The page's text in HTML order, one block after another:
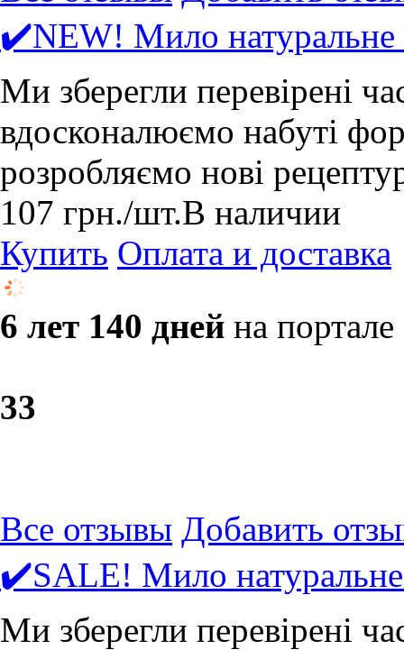
✔️NEW! Мило
Ми зберегли перевірені
вдосконалюємо набуті
розробляємо нові
107 грн./шт.В наличии
Купить Оплата и доставка
6 лет 140 дней на портале
33
Все отзывы Добавить
✔️SALE! Мило
Ми зберегли перевірені